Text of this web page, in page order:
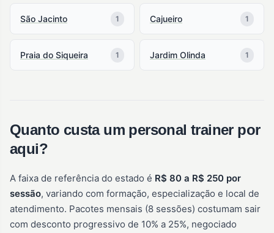
São Jacinto 1 Cajueiro 1
Praia do Siqueira 1 Jardim Olinda 1
Quanto custa um personal trainer por
aqui?
A faixa de referência do estado é R$ 80 a R$ 250 por
sessão, variando com formação, especialização e local de
atendimento. Pacotes mensais (8 sessões) costumam sair
com desconto progressivo de 10% a 25%, negociado